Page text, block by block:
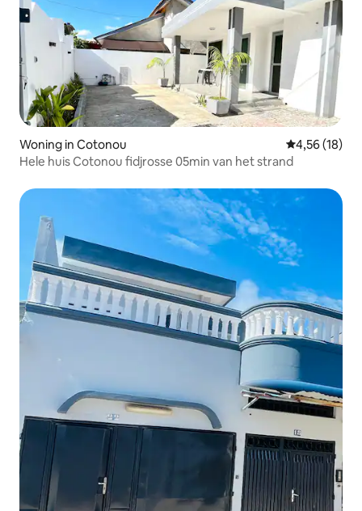
Woning in Cotonou Gemiddelde
4,56 (18)
Hele huis Cotonou fidjrosse 05min van het strand